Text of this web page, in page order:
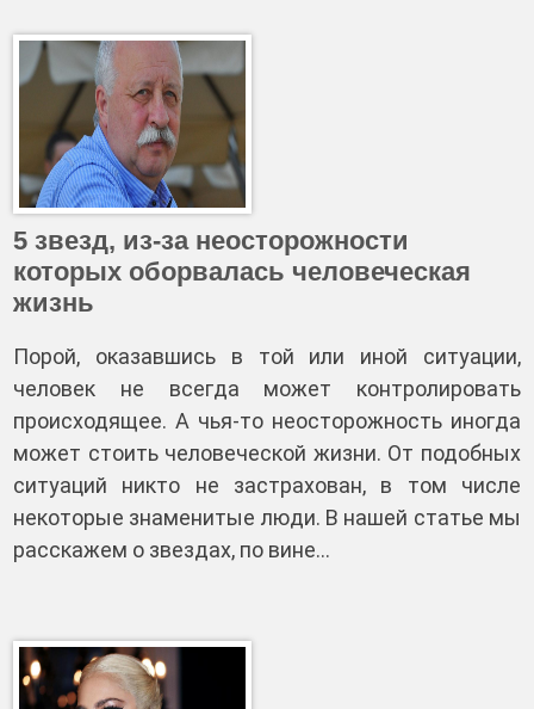
5 звезд, из-за неосторожности
которых оборвалась человеческая
жизнь
Порой, оказавшись в той или иной ситуации,
человек не всегда может контролировать
происходящее. А чья-то неосторожность иногда
может стоить человеческой жизни. От подобных
ситуаций никто не застрахован, в том числе
некоторые знаменитые люди. В нашей статье мы
расскажем о звездах, по вине…